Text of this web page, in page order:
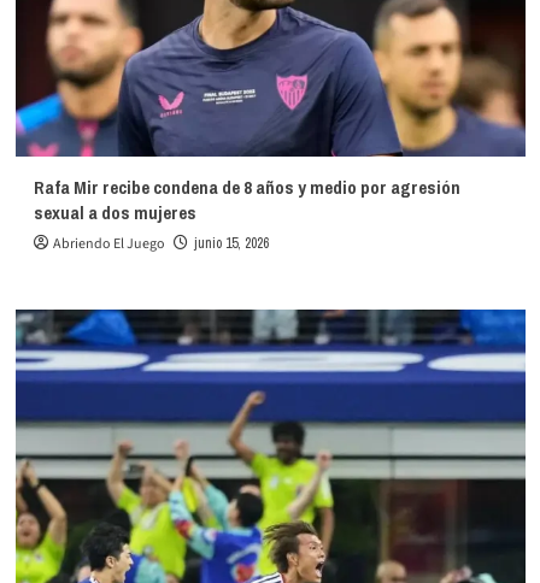
Rafa Mir recibe condena de 8 años y medio por agresión
sexual a dos mujeres
Abriendo El Juego junio 15, 2026